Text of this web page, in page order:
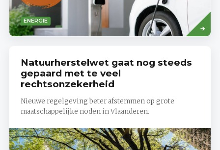
ENERGIE
more
Natuurherstelwet gaat nog steeds
gepaard met te veel
rechtsonzekerheid
Nieuwe regelgeving beter afstemmen op grote
maatschappelijke noden in Vlaanderen.